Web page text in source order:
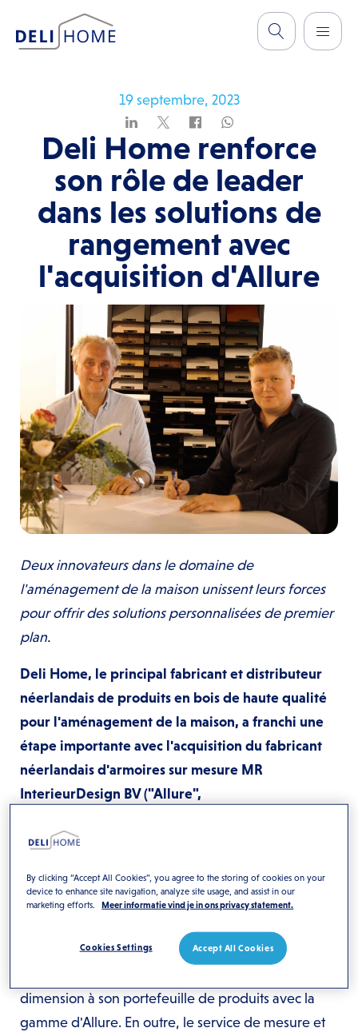
19 septembre, 2023
Deli Home renforce
son rôle de leader
dans les solutions de
rangement avec
l'acquisition d'Allure
Deux innovateurs dans le domaine de
l'aménagement de la maison unissent leurs forces
pour offrir des solutions personnalisées de premier
plan.
Deli Home, le principal fabricant et distributeur
néerlandais de produits en bois de haute qualité
pour l'aménagement de la maison, a franchi une
étape importante avec l'acquisition du fabricant
néerlandais d'armoires sur mesure MR
InterieurDesign BV ("Allure",
Aar.www.allurekasten.nl
Grâce à cette acquisition stratégique, Deli Home
segment supérieur des solutions de rangement aux
dimension à son portefeuille de produits avec la
gamme d'Allure. En outre, le service de mesure et
By clicking “Accept All Cookies”, you agree to the storing of cookies on your
device to enhance site navigation, analyze site usage, and assist in our
marketing efforts.
Meer informatie vind je in ons privacy statement.
Accept All Cookies
Cookies Settings